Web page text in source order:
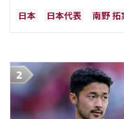
日本 日本代表 南野 拓